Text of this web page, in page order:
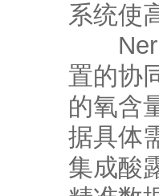
系统使
置的协
的氧含
据具体
集成酸